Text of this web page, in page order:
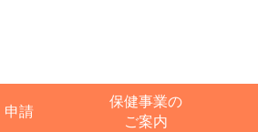
申請
保健事業の
ご案内